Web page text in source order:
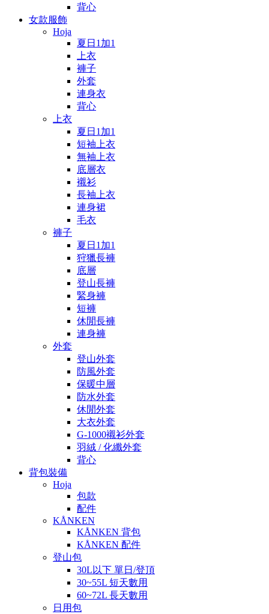
背心
女款服飾
Hoja
夏日1加1
上衣
褲子
外套
連身衣
背心
上衣
夏日1加1
短袖上衣
無袖上衣
底層衣
襯衫
長袖上衣
連身裙
毛衣
褲子
夏日1加1
狩獵長褲
底層
登山長褲
緊身褲
短褲
休閒長褲
連身褲
外套
登山外套
防風外套
保暖中層
防水外套
休閒外套
大衣外套
G-1000襯衫外套
羽絨 / 化纖外套
背心
背包裝備
Hoja
包款
配件
KÅNKEN
KÅNKEN 背包
KÅNKEN 配件
登山包
30L以下 單日/登頂
30~55L 短天數用
60~72L 長天數用
日用包